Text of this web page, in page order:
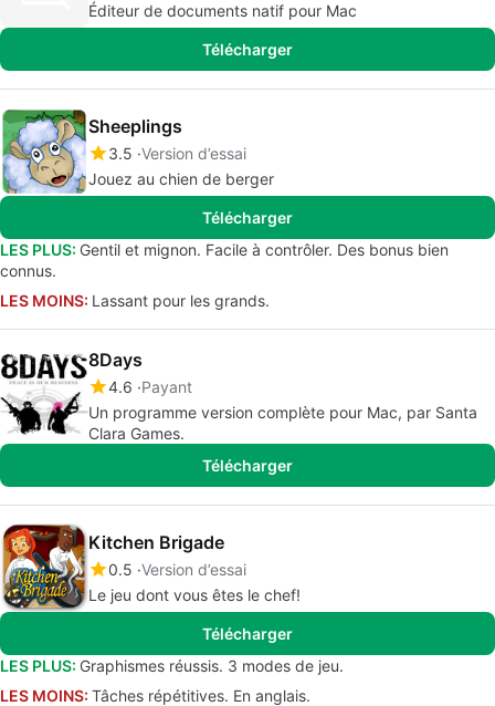
Éditeur de documents natif pour Mac
Télécharger
Sheeplings
3.5 Version d’essai
Jouez au chien de berger
Télécharger
LES PLUS: Gentil et mignon. Facile à contrôler. Des bonus bien
connus.
LES MOINS: Lassant pour les grands.
8Days
4.6 Payant
Un programme version complète pour Mac, par Santa
Clara Games.
Télécharger
Kitchen Brigade
0.5 Version d’essai
Le jeu dont vous êtes le chef!
Télécharger
LES PLUS: Graphismes réussis. 3 modes de jeu.
LES MOINS: Tâches répétitives. En anglais.